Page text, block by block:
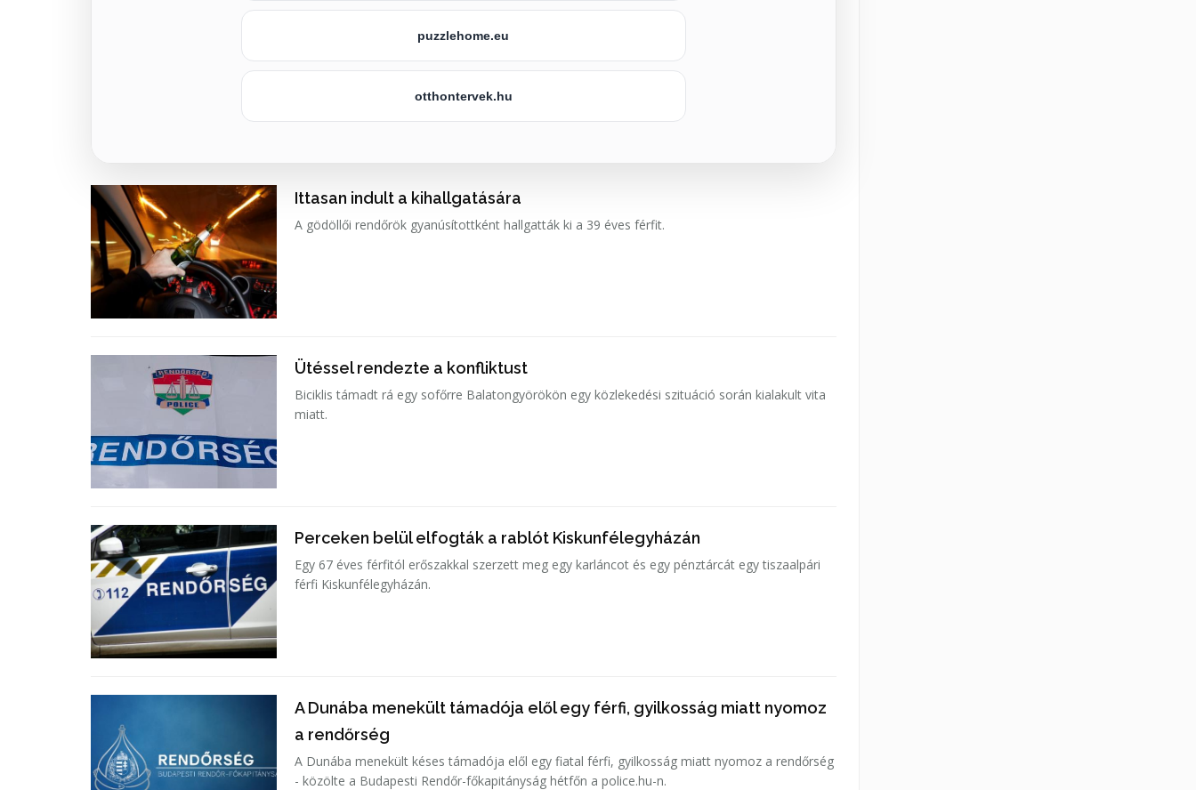
puzzlehome.eu
otthontervek.hu
Ittasan indult a kihallgatására
A gödöllői rendőrök gyanúsítottként hallgatták ki a 39 éves férfit.
Ütéssel rendezte a konfliktust
Biciklis támadt rá egy sofőrre Balatongyörökön egy közlekedési szituáció során kialakult vita
miatt.
Perceken belül elfogták a rablót Kiskunfélegyházán
Egy 67 éves férfitól erőszakkal szerzett meg egy karláncot és egy pénztárcát egy tiszaalpári
férfi Kiskunfélegyházán.
A Dunába menekült támadója elől egy férfi, gyilkosság miatt nyomoz
a rendőrség
A Dunába menekült késes támadója elől egy fiatal férfi, gyilkosság miatt nyomoz a rendőrség
- közölte a Budapesti Rendőr-főkapitányság hétfőn a police.hu-n.